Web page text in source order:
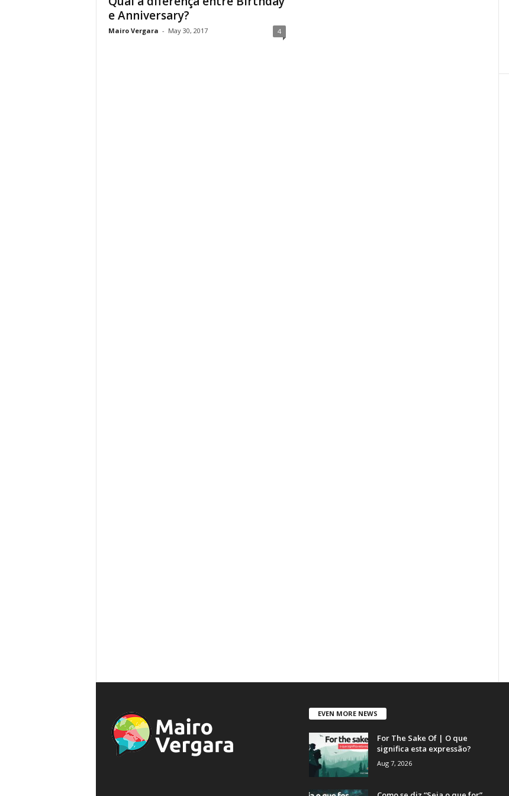
e Anniversary?
Mairo Vergara - May 30, 2017 4
EVEN MORE NEWS
For The Sake Of | O que
significa esta expressão?
Aug 7, 2026